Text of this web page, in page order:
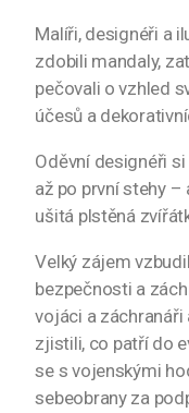
Malíři, designéři a
zdobili mandaly,
pečovali o vzhled
účesů a
Oděvní designéři
až po první stehy
ušitá plstěná
Velký zájem
bezpečnosti a
vojáci a záchranáři
zjistili, co patří do
se s vojenskými
sebeobrany za